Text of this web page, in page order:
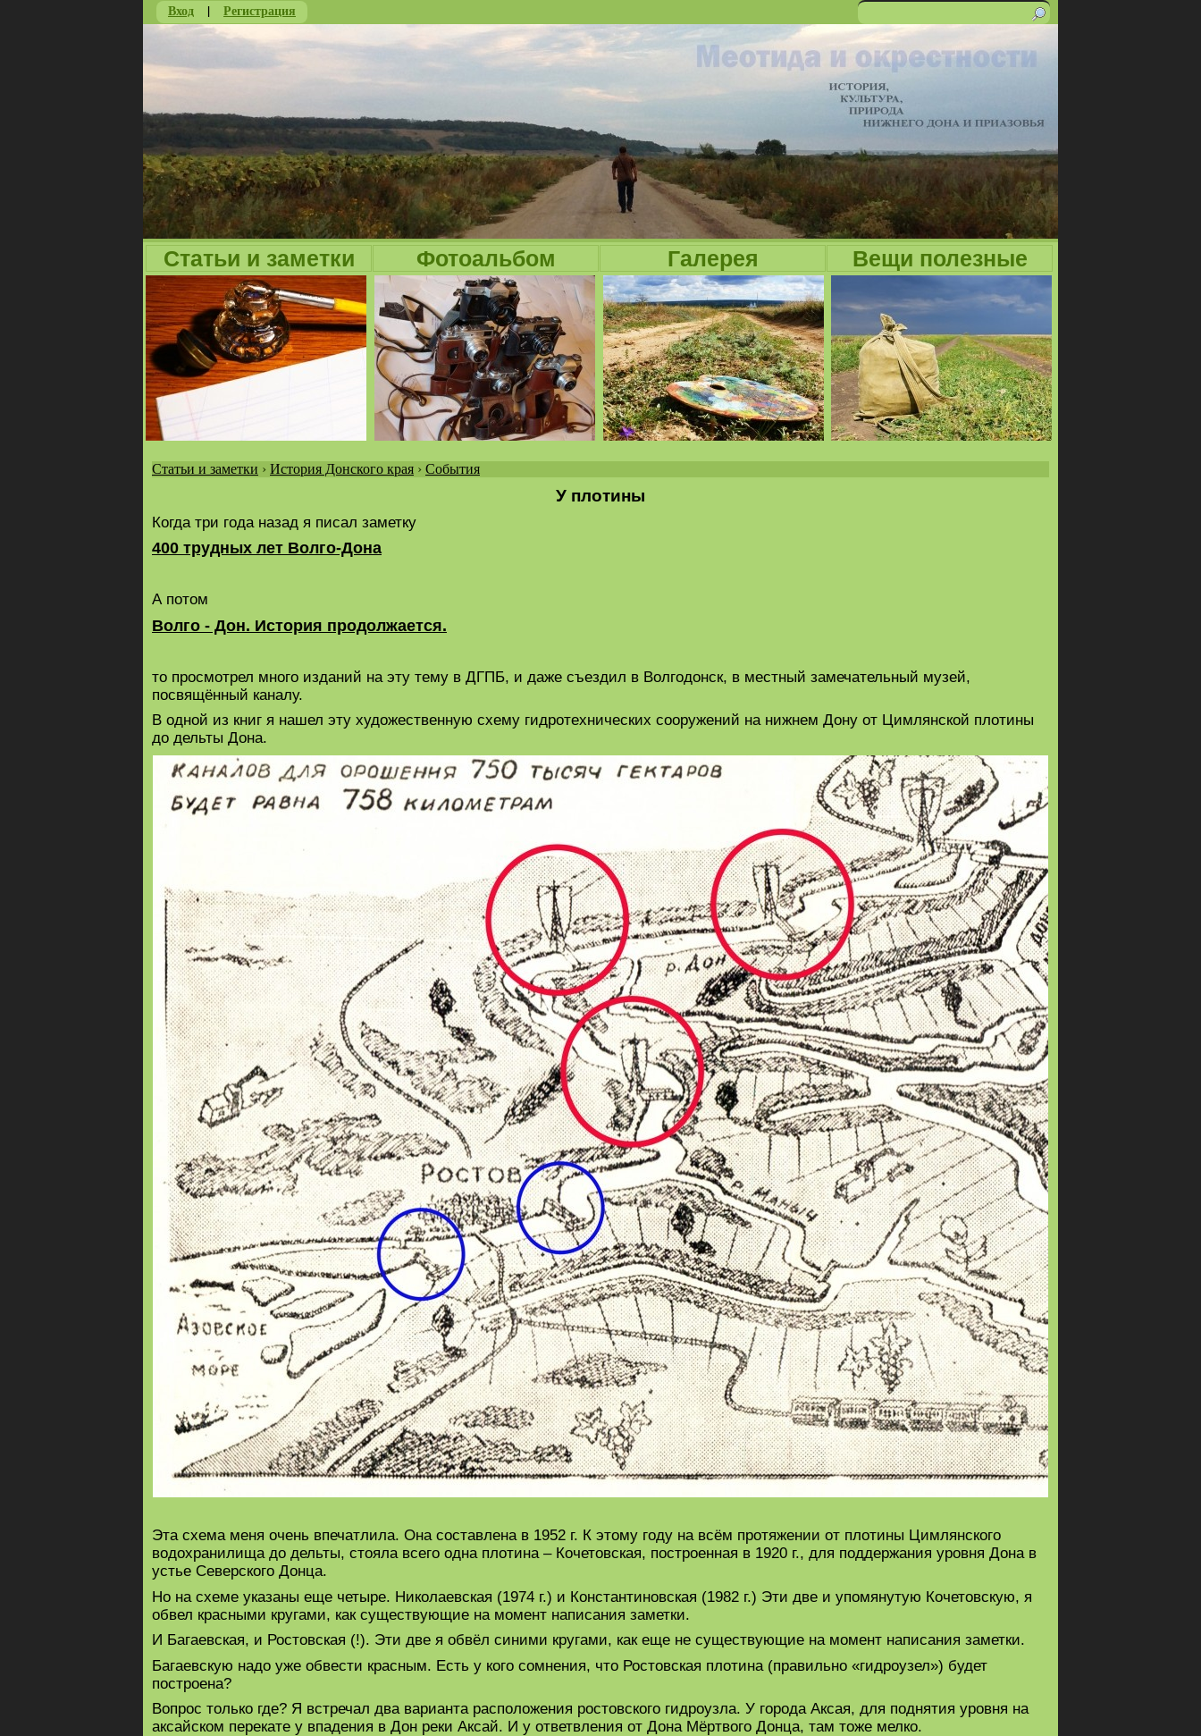
Вход | Регистрация
Форма
поиска
Поиск
Статьи и заметки Фотоальбом Галерея Вещи полезные
здесь
Статьи и заметки › История Донского края › События
У плотины
Когда три года назад я писал заметку
400 трудных лет Волго-Дона
А потом
Волго - Дон. История продолжается.
то просмотрел много изданий на эту тему в ДГПБ, и даже съездил в Волгодонск, в местный замечательный музей,
посвящённый каналу.
В одной из книг я нашел эту художественную схему гидротехнических сооружений на нижнем Дону от Цимлянской плотины
до дельты Дона.
Эта схема меня очень впечатлила. Она составлена в 1952 г. К этому году на всём протяжении от плотины Цимлянского
водохранилища до дельты, стояла всего одна плотина – Кочетовская, построенная в 1920 г., для поддержания уровня Дона в
устье Северского Донца.
Но на схеме указаны еще четыре. Николаевская (1974 г.) и Константиновская (1982 г.) Эти две и упомянутую Кочетовскую, я
обвел красными кругами, как существующие на момент написания заметки.
И Багаевская, и Ростовская (!). Эти две я обвёл синими кругами, как еще не существующие на момент написания заметки.
Багаевскую надо уже обвести красным. Есть у кого сомнения, что Ростовская плотина (правильно «гидроузел») будет
построена?
Вопрос только где? Я встречал два варианта расположения ростовского гидроузла. У города Аксая, для поднятия уровня на
аксайском перекате у впадения в Дон реки Аксай. И у ответвления от Дона Мёртвого Донца, там тоже мелко.